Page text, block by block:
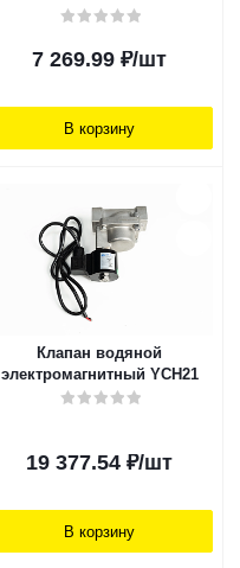
7 269.99 ₽/шт
В корзину
Клапан водяной
электромагнитный YCH21
19 377.54 ₽/шт
В корзину